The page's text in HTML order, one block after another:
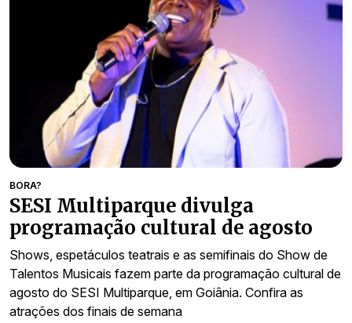
BORA?
SESI Multiparque divulga
programação cultural de agosto
Shows, espetáculos teatrais e as semifinais do Show de
Talentos Musicais fazem parte da programação cultural de
agosto do SESI Multiparque, em Goiânia. Confira as
atrações dos finais de semana